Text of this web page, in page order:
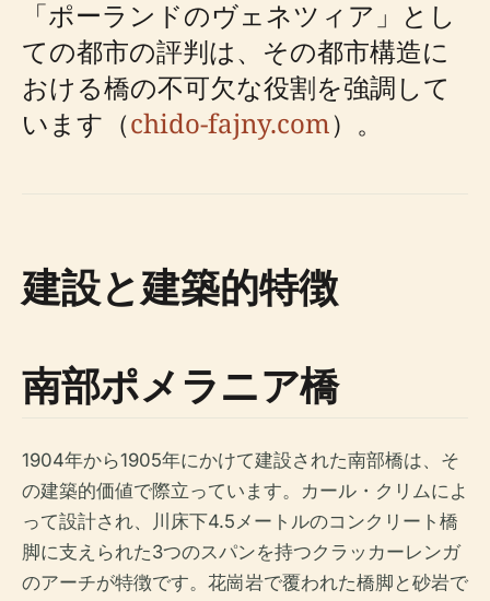
「ポーランドのヴェネツィア」とし
ての都市の評判は、その都市構造に
おける橋の不可欠な役割を強調して
います（chido-fajny.com）。
建設と建築的特徴
南部ポメラニア橋
1904年から1905年にかけて建設された南部橋は、そ
の建築的価値で際立っています。カール・クリムによ
って設計され、川床下4.5メートルのコンクリート橋
脚に支えられた3つのスパンを持つクラッカーレンガ
のアーチが特徴です。花崗岩で覆われた橋脚と砂岩で